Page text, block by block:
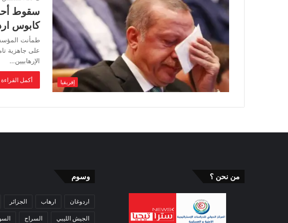
إفريقيا
سقوط
كابوس
طمأنت
على جاهزية
الإرهابيين…
أكمل
من نحن ؟ وسوم
اردوغان ارهاب الجزائر
الجيش الليبي السراج